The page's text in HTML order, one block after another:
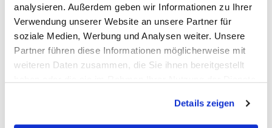
analysieren. Außerdem geben wir Informationen zu Ihrer
Verwendung unserer Website an unsere Partner für
soziale Medien, Werbung und Analysen weiter. Unsere
Partner führen diese Informationen möglicherweise mit
weiteren Daten zusammen, die Sie ihnen bereitgestellt
Details zeigen
Anreise planen PDF erzeugen